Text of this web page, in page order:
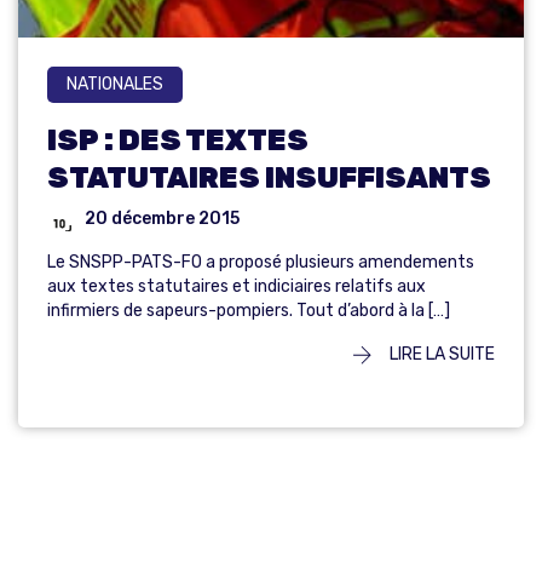
NATIONALES
ISP : DES TEXTES
STATUTAIRES INSUFFISANTS
20 décembre 2015
Le SNSPP-PATS-FO a proposé plusieurs amendements
aux textes statutaires et indiciaires relatifs aux
infirmiers de sapeurs-pompiers. Tout d’abord à la […]
LIRE LA SUITE